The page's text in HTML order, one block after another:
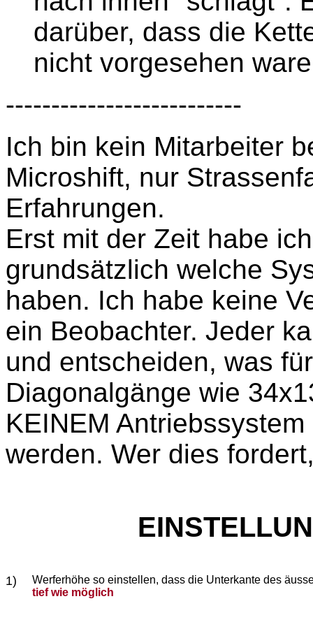
darüber, dass die
nicht vorgesehen
--------------------------
Ich bin kein Mitarbeiter
Microshift, nur
Erfahrungen.
Erst mit der Zeit habe
grundsätzlich welche
haben. Ich habe keine
ein Beobachter. Jeder
und entscheiden, was
Diagonalgänge wie
KEINEM
werden. Wer dies
1)
Werferhöhe so einstellen, dass die Unterkante des
tief wie möglich